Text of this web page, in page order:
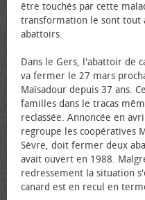
être touchés par cette
transformation le sont tout
abattoirs.
Dans le Gers, l'abattoir de
va fermer le 27 mars
Maïsadour depuis 37 ans.
familles dans le tracas
reclassée. Annoncée en
regroupe les coopératives
Sèvre, doit fermer deux
avait ouvert en 1988.
redressement la situation
canard est en recul en